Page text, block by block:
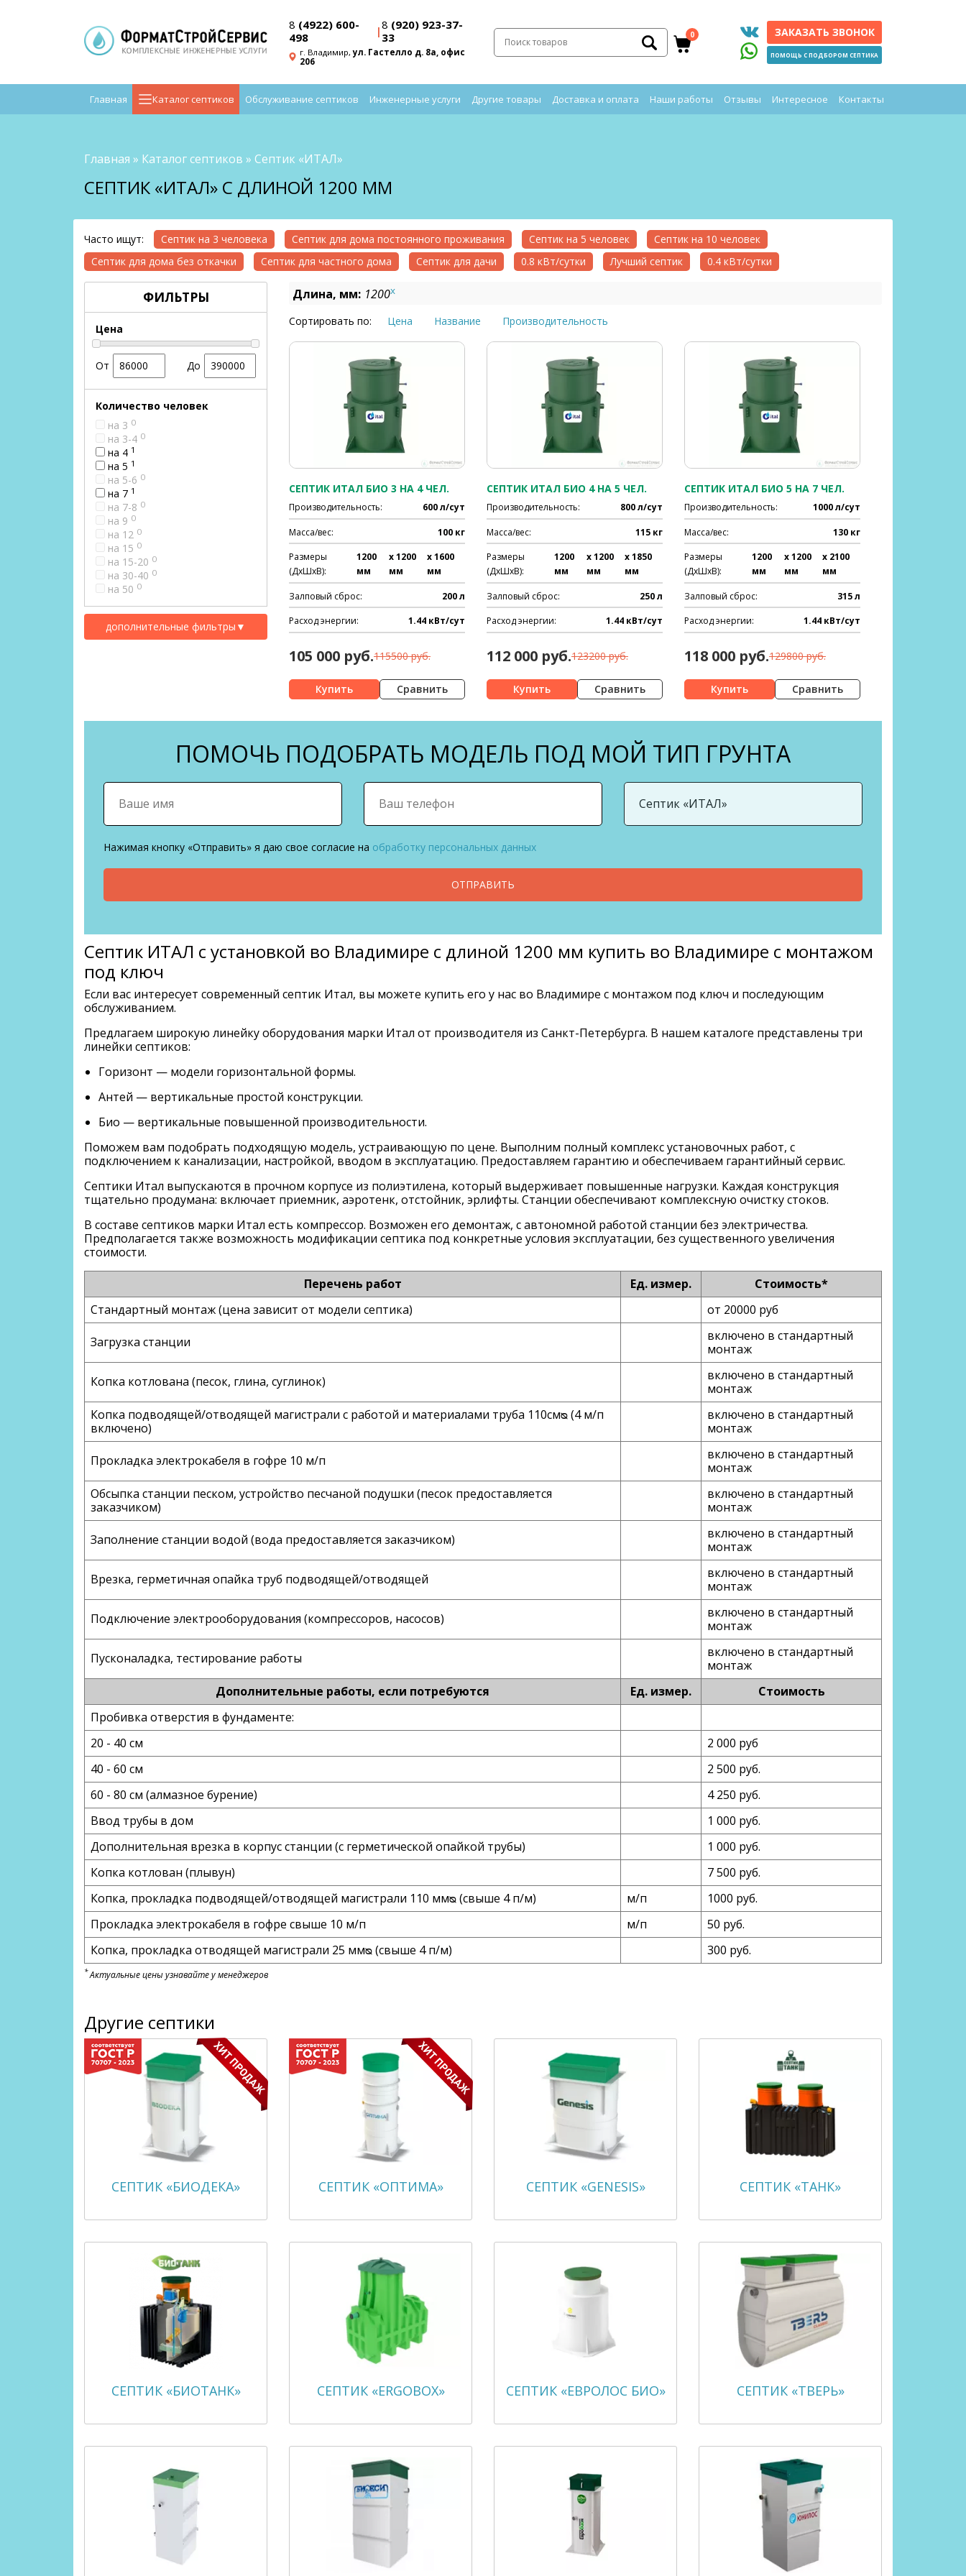
8 (4922) 600-
498
|8 (920) 923-37-
33
г. Владимир,ул. Гастелло д. 8а, офис
206
0 ЗАКАЗАТЬ ЗВОНОК
ПОМОЩЬ С ПОДБОРОМ СЕПТИКА
Главная Каталог септиков Обслуживание септиков Инженерные услуги Другие товары Доставка и оплата Наши работы Отзывы Интересное Контакты
Главная » Каталог септиков » Септик «ИТАЛ»
СЕПТИК «ИТАЛ» С ДЛИНОЙ 1200 ММ
Часто ищут: Септик на 3 человека Септик для дома постоянного проживания Септик на 5 человек
Септик на 10 человек
Септик для дома без откачки
Септик для частного дома Септик для дачи 0.8 кВт/сутки Лучший септик 0.4 кВт/сутки
ФИЛЬТРЫ
Цена
От До
Количество человек
на 3 0
на 3-4 0
на 4 1
на 5 1
на 5-6 0
на 7 1
на 7-8 0
на 9 0
на 12 0
на 15 0
на 15-20 0
на 30-40 0
на 50 0
дополнительные фильтры ▼
Длина, мм: 1200x
Сортировать по: Цена Название Производительность
СЕПТИК ИТАЛ БИО 3 НА 4 ЧЕЛ.
Производительность: 600 л/сут
Масса/вес: 100 кг
Размеры
(ДхШхВ):
1200
мм
x 1200
мм
x 1600
мм
Залповый сброс: 200 л
Расход энергии: 1.44 кВт/сут
105 000 руб.115500 руб.
Сравнить
СЕПТИК ИТАЛ БИО 4 НА 5 ЧЕЛ.
Производительность: 800 л/сут
Масса/вес: 115 кг
Размеры
(ДхШхВ):
1200
мм
x 1200
мм
x 1850
мм
Залповый сброс: 250 л
Расход энергии: 1.44 кВт/сут
112 000 руб.123200 руб.
Сравнить
СЕПТИК ИТАЛ БИО 5 НА 7 ЧЕЛ.
Производительность: 1000 л/сут
Масса/вес: 130 кг
Размеры
(ДхШхВ):
1200
мм
x 1200
мм
x 2100
мм
Залповый сброс: 315 л
Расход энергии: 1.44 кВт/сут
118 000 руб.129800 руб.
Сравнить
ПОМОЧЬ ПОДОБРАТЬ МОДЕЛЬ ПОД МОЙ ТИП ГРУНТА
Нажимая кнопку «Отправить» я даю свое согласие на обработку персональных данных
ОТПРАВИТЬ
Септик ИТАЛ с установкой во Владимире с длиной 1200 мм купить во Владимире с монтажом
под ключ
Если вас интересует современный септик Итал, вы можете купить его у нас во Владимире с монтажом под ключ и последующим
обслуживанием.
Предлагаем широкую линейку оборудования марки Итал от производителя из Санкт-Петербурга. В нашем каталоге представлены три
линейки септиков:
Горизонт — модели горизонтальной формы.
Антей — вертикальные простой конструкции.
Био — вертикальные повышенной производительности.
Поможем вам подобрать подходящую модель, устраивающую по цене. Выполним полный комплекс установочных работ, с
подключением к канализации, настройкой, вводом в эксплуатацию. Предоставляем гарантию и обеспечиваем гарантийный сервис.
Септики Итал выпускаются в прочном корпусе из полиэтилена, который выдерживает повышенные нагрузки. Каждая конструкция
тщательно продумана: включает приемник, аэротенк, отстойник, эрлифты. Станции обеспечивают комплексную очистку стоков.
В составе септиков марки Итал есть компрессор. Возможен его демонтаж, с автономной работой станции без электричества.
Предполагается также возможность модификации септика под конкретные условия эксплуатации, без существенного увеличения
стоимости.
Перечень работ
Ед. измер.
Стоимость*
Стандартный монтаж (цена зависит от модели септика)
от 20000 руб
Загрузка станции
включено в стандартный
монтаж
Копка котлована (песок, глина, суглинок)
включено в стандартный
монтаж
Копка подводящей/отводящей магистрали с работой и материалами труба 110смᴓ (4 м/п
включено)
включено в стандартный
монтаж
Прокладка электрокабеля в гофре 10 м/п
включено в стандартный
монтаж
Обсыпка станции песком, устройство песчаной подушки (песок предоставляется
заказчиком)
включено в стандартный
монтаж
Заполнение станции водой (вода предоставляется заказчиком)
включено в стандартный
монтаж
Врезка, герметичная опайка труб подводящей/отводящей
включено в стандартный
монтаж
Подключение электрооборудования (компрессоров, насосов)
включено в стандартный
монтаж
Пусконаладка, тестирование работы
включено в стандартный
монтаж
Дополнительные работы, если потребуются
Ед. измер.
Стоимость
Пробивка отверстия в фундаменте:
20 - 40 см
2 000 руб
40 - 60 см
2 500 руб.
60 - 80 см (алмазное бурение)
4 250 руб.
Ввод трубы в дом
1 000 руб.
Дополнительная врезка в корпус станции (с герметической опайкой трубы)
1 000 руб.
Копка котлован (плывун)
7 500 руб.
Копка, прокладка подводящей/отводящей магистрали 110 ммᴓ (свыше 4 п/м)
м/п
1000 руб.
Прокладка электрокабеля в гофре свыше 10 м/п
м/п
50 руб.
Копка, прокладка отводящей магистрали 25 ммᴓ (свыше 4 п/м)
300 руб.
*Актуальные цены узнавайте у менеджеров
Другие септики
СЕПТИК «БИОДЕКА» СЕПТИК «ОПТИМА» СЕПТИК «GENESIS» СЕПТИК «ТАНК»
СЕПТИК «БИОТАНК» СЕПТИК «ERGOBOX» СЕПТИК «ЕВРОЛОС БИО» СЕПТИК «ТВЕРЬ»